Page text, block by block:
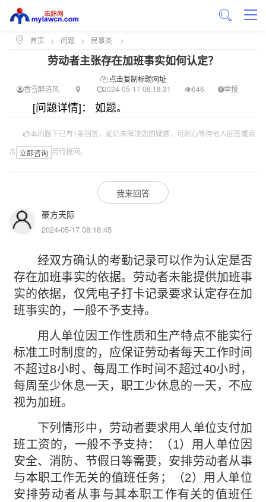
首页 > 问题 > 民事类 >
劳动者主张存在加班事实如何认定？
点击复制标题网址
香雪醉清风
2024-05-17 08:18:31 646 举报
[问题详情]： 如题。
本问题下已有1条回答，如仍未解决您的疑惑，可耐心等待他人回答或点
击 立即咨询 另行提问。
我来回答
豪方天际
2024-05-17 08:18:45
经双方确认的考勤记录可以作为认定是否
存在加班事实的依据。劳动者未能提供加班事
实的依据，仅凭电子打卡记录要求认定存在加
班事实的，一般不予支持。
用人单位因工作性质和生产特点不能实行
标准工时制度的，应保证劳动者每天工作时间
不超过8小时、每周工作时间不超过40小时，
每周至少休息一天，职工少休息的一天，不应
视为加班。
下列情形中，劳动者要求用人单位支付加
班工资的，一般不予支持：（1）用人单位因
安全、消防、节假日等需要，安排劳动者从事
与本职工作无关的值班任务；（2）用人单位
安排劳动者从事与其本职工作有关的值班任